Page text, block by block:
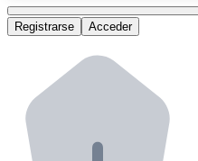
Bitnovo OTC
Bitnovo ATM
Integra un ATM
Bitnovo API
Registrarse Acceder